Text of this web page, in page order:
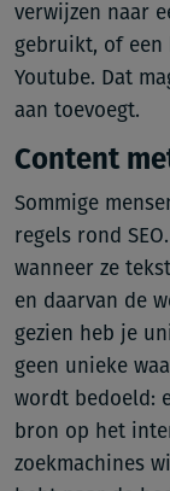
verwijzen naar
gebruikt, of
Youtube. Dat
aan toevoegt.
Content
Sommige
regels rond
wanneer ze
en daarvan de
gezien heb je
geen unieke
wordt bedoeld:
bron op het
zoekmachines